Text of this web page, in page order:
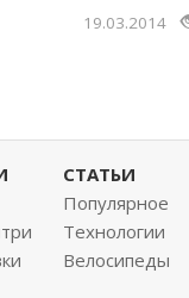
19.03.2014
СТАТЬИ
Популярное
Технологии
Велосипеды